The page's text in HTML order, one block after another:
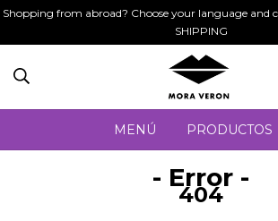
Shopping from abroad? Choose your language and
SHIPPING
MENÚ PRODUCTOS
- Error -
404